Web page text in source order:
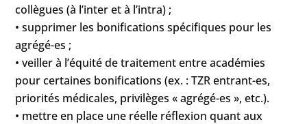
collègues (à l’inter et à l’intra) ;
• supprimer les bonifications spécifiques pour les
agrégé-es ;
• veiller à l’équité de traitement entre académies
pour certaines bonifications (ex. : TZR entrant-es,
priorités médicales, privilèges « agrégé-es », etc.).
• mettre en place une réelle réflexion quant aux